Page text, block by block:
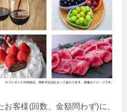
客様(回数、金額問わず)に、